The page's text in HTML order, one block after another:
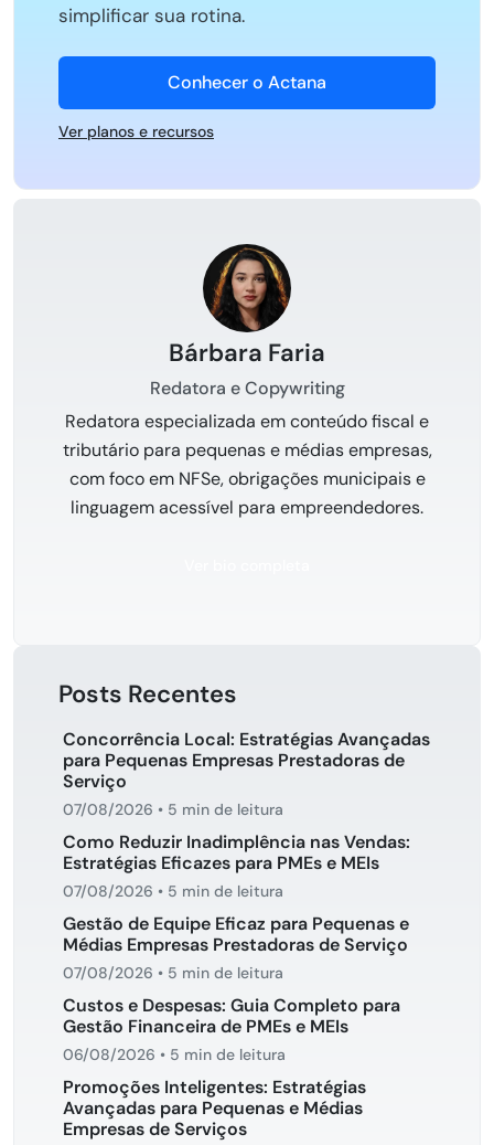
simplificar sua rotina.
Conhecer o Actana
Ver planos e recursos
Bárbara Faria
Redatora e Copywriting
Redatora especializada em conteúdo fiscal e
tributário para pequenas e médias empresas,
com foco em NFSe, obrigações municipais e
linguagem acessível para empreendedores.
Posts Recentes
Concorrência Local: Estratégias Avançadas
para Pequenas Empresas Prestadoras de
Serviço
07/08/2026 • 5 min de leitura
Como Reduzir Inadimplência nas Vendas:
Estratégias Eficazes para PMEs e MEIs
07/08/2026 • 5 min de leitura
Gestão de Equipe Eficaz para Pequenas e
Médias Empresas Prestadoras de Serviço
07/08/2026 • 5 min de leitura
Custos e Despesas: Guia Completo para
Gestão Financeira de PMEs e MEIs
06/08/2026 • 5 min de leitura
Promoções Inteligentes: Estratégias
Avançadas para Pequenas e Médias
Empresas de Serviços